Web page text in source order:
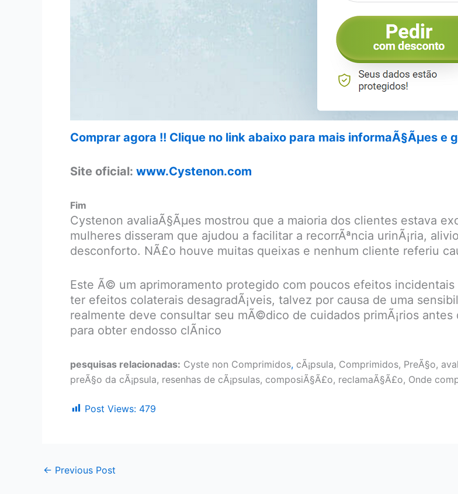
Comprar agora !! Clique no link abaixo para mais informaÃ§Ãµes e
Site oficial: www.Cystenon.com
Fim
Cystenon avaliaÃ§Ãµes mostrou que a maioria dos clientes estava
mulheres disseram que ajudou a facilitar a recorrÃªncia urinÃ¡ria,
desconforto. NÃ£o houve muitas queixas e nenhum cliente referiu
Este Ã© um aprimoramento protegido com poucos efeitos
ter efeitos colaterais desagradÃ¡veis, talvez por causa de uma
realmente deve consultar seu mÃ©dico de cuidados primÃ¡rios
para obter endosso clÃ­nico
pesquisas relacionadas: Cyste non Comprimidos, cÃ¡psula, Comprimidos, PreÃ§o,
preÃ§o da cÃ¡psula, resenhas de cÃ¡psulas, composiÃ§Ã£o, reclamaÃ§Ã£o, Onde
Post Views: 479
← Previous Post